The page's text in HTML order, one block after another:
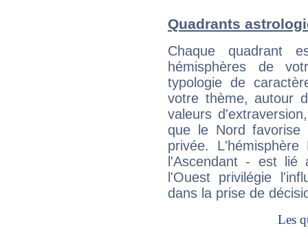
Quadrants
Chaque quadrant
hémisphères de
typologie de
votre thème, autour
valeurs
que le Nord favorise
privée.
l'Ascendant - est
l'Ouest privilégie
dans la prise de